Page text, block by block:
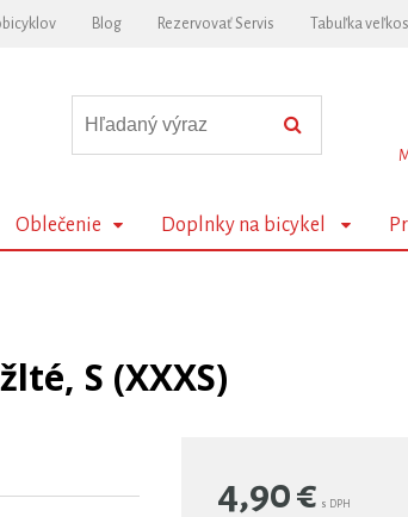
Blog Rezervovať Servis Tabuľka
Oblečenie Doplnky na bicykel
S (XXXS)
4,90€ s DPH